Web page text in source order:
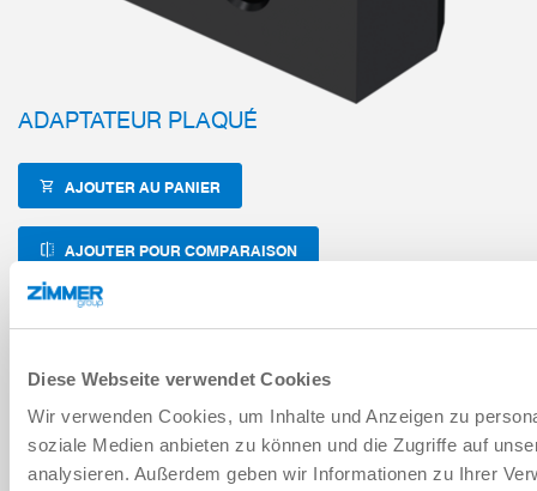
Diese Webseite verwendet Cookies
Wir verwenden Cookies, um Inhalte und Anzeigen zu
soziale Medien anbieten zu können und die Zugriffe auf
analysieren. Außerdem geben wir Informationen zu Ihrer
ADAPTATEUR PLAQUÉ
AJOUTER AU PANIER
AJOUTER POUR COMPARAISON
TÉLÉCHARGEMENTS